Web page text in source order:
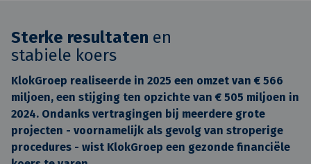
Sterke resultaten en
stabiele koers
KlokGroep realiseerde in 2025 een omzet van € 566
miljoen, een stijging ten opzichte van € 505 miljoen in
2024. Ondanks vertragingen bij meerdere grote
projecten - voornamelijk als gevolg van stroperige
procedures - wist KlokGroep een gezonde financiële